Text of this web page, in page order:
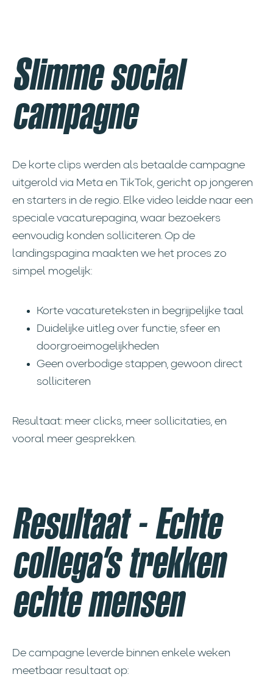
Slimme social
campagne
De korte clips werden als betaalde campagne
uitgerold via Meta en TikTok, gericht op jongeren
en starters in de regio. Elke video leidde naar een
speciale vacaturepagina, waar bezoekers
eenvoudig konden solliciteren. Op de
landingspagina maakten we het proces zo
simpel mogelijk:
Korte vacatureteksten in begrijpelijke taal
Duidelijke uitleg over functie, sfeer en
doorgroeimogelijkheden
Geen overbodige stappen, gewoon direct
solliciteren
Resultaat: meer clicks, meer sollicitaties, en
vooral meer gesprekken.
Resultaat - Echte
collega’s trekken
echte mensen
De campagne leverde binnen enkele weken
meetbaar resultaat op: